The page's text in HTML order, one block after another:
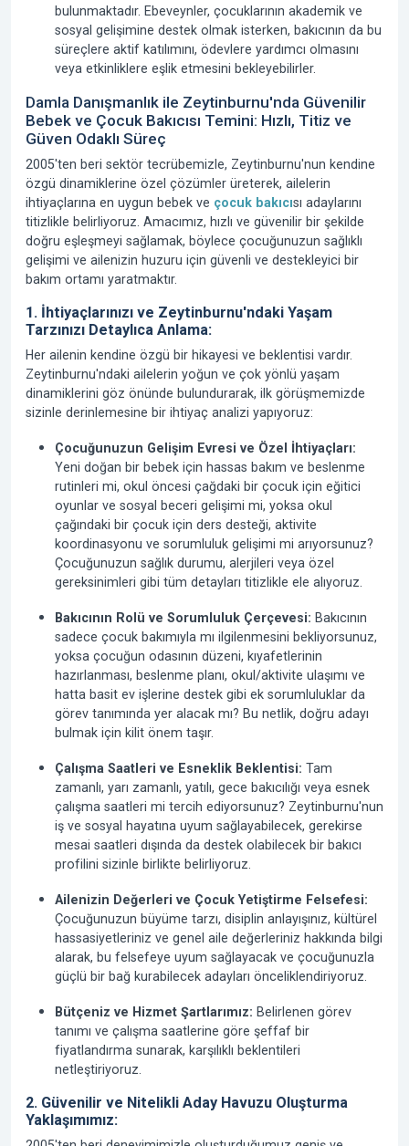
bulunmaktadır. Ebeveynler, çocuklarının akademik ve
sosyal gelişimine destek olmak isterken, bakıcının da bu
süreçlere aktif katılımını, ödevlere yardımcı olmasını
veya etkinliklere eşlik etmesini bekleyebilirler.
Damla Danışmanlık ile Zeytinburnu'nda Güvenilir
Bebek ve Çocuk Bakıcısı Temini: Hızlı, Titiz ve
Güven Odaklı Süreç
2005'ten beri sektör tecrübemizle, Zeytinburnu'nun kendine
özgü dinamiklerine özel çözümler üreterek, ailelerin
ihtiyaçlarına en uygun bebek ve çocuk bakıcısı adaylarını
titizlikle belirliyoruz. Amacımız, hızlı ve güvenilir bir şekilde
doğru eşleşmeyi sağlamak, böylece çocuğunuzun sağlıklı
gelişimi ve ailenizin huzuru için güvenli ve destekleyici bir
bakım ortamı yaratmaktır.
1. İhtiyaçlarınızı ve Zeytinburnu'ndaki Yaşam
Tarzınızı Detaylıca Anlama:
Her ailenin kendine özgü bir hikayesi ve beklentisi vardır.
Zeytinburnu'ndaki ailelerin yoğun ve çok yönlü yaşam
dinamiklerini göz önünde bulundurarak, ilk görüşmemizde
sizinle derinlemesine bir ihtiyaç analizi yapıyoruz:
Çocuğunuzun Gelişim Evresi ve Özel İhtiyaçları:
Yeni doğan bir bebek için hassas bakım ve beslenme
rutinleri mi, okul öncesi çağdaki bir çocuk için eğitici
oyunlar ve sosyal beceri gelişimi mi, yoksa okul
çağındaki bir çocuk için ders desteği, aktivite
koordinasyonu ve sorumluluk gelişimi mi arıyorsunuz?
Çocuğunuzun sağlık durumu, alerjileri veya özel
gereksinimleri gibi tüm detayları titizlikle ele alıyoruz.
Bakıcının Rolü ve Sorumluluk Çerçevesi: Bakıcının
sadece çocuk bakımıyla mı ilgilenmesini bekliyorsunuz,
yoksa çocuğun odasının düzeni, kıyafetlerinin
hazırlanması, beslenme planı, okul/aktivite ulaşımı ve
hatta basit ev işlerine destek gibi ek sorumluluklar da
görev tanımında yer alacak mı? Bu netlik, doğru adayı
bulmak için kilit önem taşır.
Çalışma Saatleri ve Esneklik Beklentisi: Tam
zamanlı, yarı zamanlı, yatılı, gece bakıcılığı veya esnek
çalışma saatleri mi tercih ediyorsunuz? Zeytinburnu'nun
iş ve sosyal hayatına uyum sağlayabilecek, gerekirse
mesai saatleri dışında da destek olabilecek bir bakıcı
profilini sizinle birlikte belirliyoruz.
Ailenizin Değerleri ve Çocuk Yetiştirme Felsefesi:
Çocuğunuzun büyüme tarzı, disiplin anlayışınız, kültürel
hassasiyetleriniz ve genel aile değerleriniz hakkında bilgi
alarak, bu felsefeye uyum sağlayacak ve çocuğunuzla
güçlü bir bağ kurabilecek adayları önceliklendiriyoruz.
Bütçeniz ve Hizmet Şartlarımız: Belirlenen görev
tanımı ve çalışma saatlerine göre şeffaf bir
fiyatlandırma sunarak, karşılıklı beklentileri
netleştiriyoruz.
2. Güvenilir ve Nitelikli Aday Havuzu Oluşturma
Yaklaşımımız: